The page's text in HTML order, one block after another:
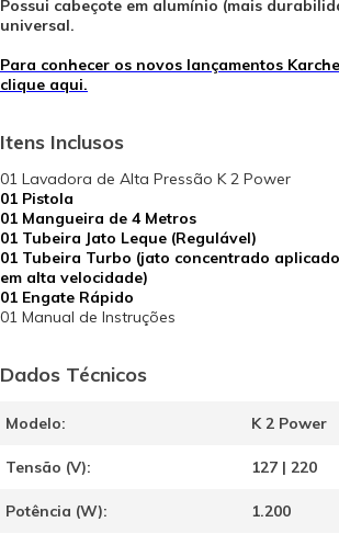
Possui cabeçote em alumínio (mais
universal.
Para conhecer os novos lançamentos
clique aqui.
Itens Inclusos
01 Lavadora de Alta Pressão K 2 Power
01 Pistola
01 Mangueira de 4 Metros
01 Tubeira Jato Leque (Regulável)
01 Tubeira Turbo (jato concentrado
em alta velocidade)
01 Engate Rápido
01 Manual de Instruções
Dados Técnicos
Modelo: K 2 Power
Tensão (V): 127 | 220
Potência (W): 1.200